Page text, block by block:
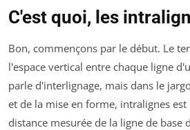
C'est quoi, les
Bon, commençons par le début. Le
l'espace vertical entre chaque ligne
parle d'interlignage, mais dans le
et de la mise en forme, intralignes
distance mesurée de la ligne de base